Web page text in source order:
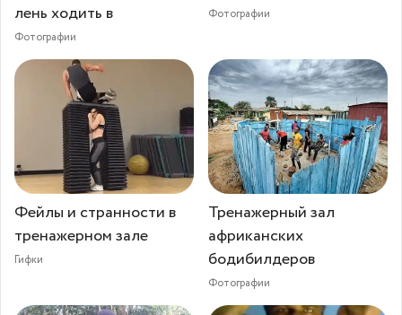
лень ходить в
Фотографии
Фотографии
Фейлы и странности в
тренажерном зале
Гифки
Тренажерный зал
африканских
бодибилдеров
Фотографии